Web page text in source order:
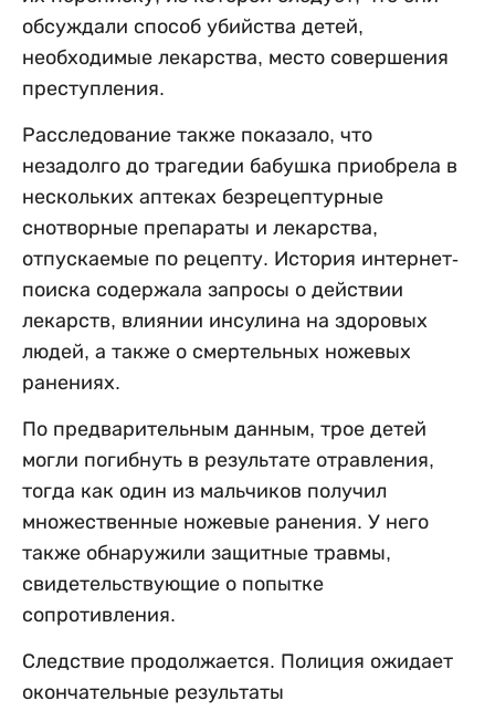
обсуждали способ убийства детей,
необходимые лекарства, место совершения
преступления.
Расследование также показало, что
незадолго до трагедии бабушка приобрела в
нескольких аптеках безрецептурные
снотворные препараты и лекарства,
отпускаемые по рецепту. История интернет-
поиска содержала запросы о действии
лекарств, влиянии инсулина на здоровых
людей, а также о смертельных ножевых
ранениях.
По предварительным данным, трое детей
могли погибнуть в результате отравления,
тогда как один из мальчиков получил
множественные ножевые ранения. У него
также обнаружили защитные травмы,
свидетельствующие о попытке
сопротивления.
Следствие продолжается. Полиция ожидает
окончательные результаты